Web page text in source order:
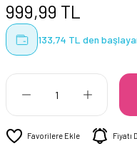
999,99 TL
133,74 TL den
Fiyatı